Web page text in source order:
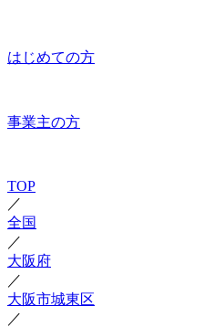
はじめての方
事業主の方
TOP
／
全国
／
大阪府
／
大阪市城東区
／